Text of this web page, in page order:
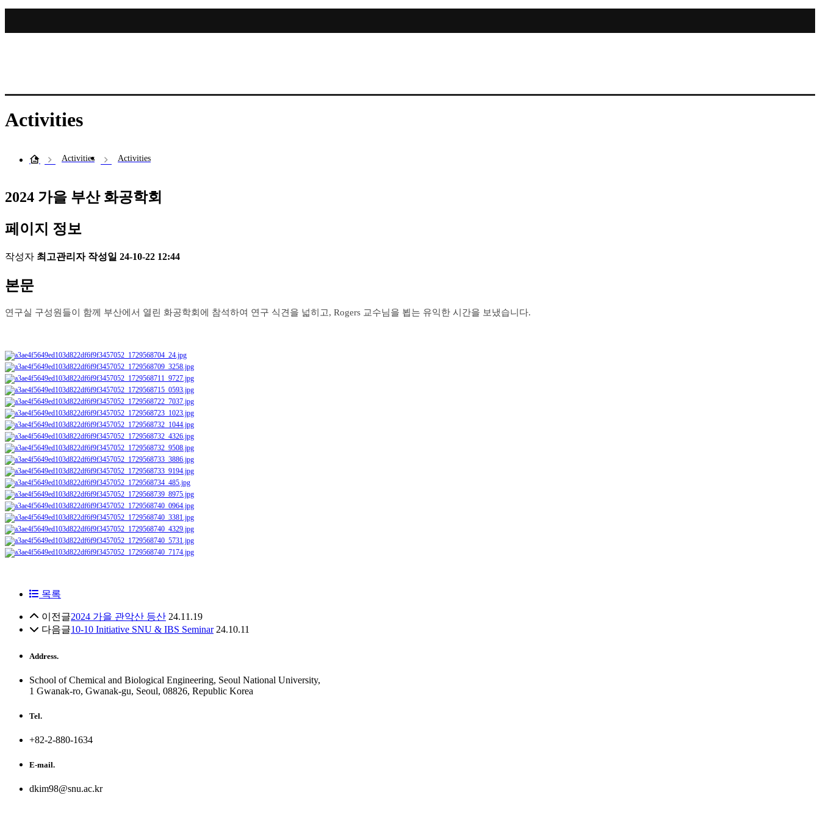
Activities
Activities Activities
2024 가을 부산 화공학회
페이지 정보
작성자 최고관리자 작성일 24-10-22 12:44
본문
연구실 구성원들이 함께 부산에서 열린 화공학회에 참석하여 연구 식견을 넓히고, Rogers 교수님을 뵙는 유익한 시간을 보냈습니다.
목록
이전글2024 가을 관악산 등산 24.11.19
다음글10-10 Initiative SNU & IBS Seminar 24.10.11
Address.
School of Chemical and Biological Engineering, Seoul National University,
1 Gwanak-ro, Gwanak-gu, Seoul, 08826, Republic Korea
Tel.
+82-2-880-1634
E-mail.
dkim98@snu.ac.kr